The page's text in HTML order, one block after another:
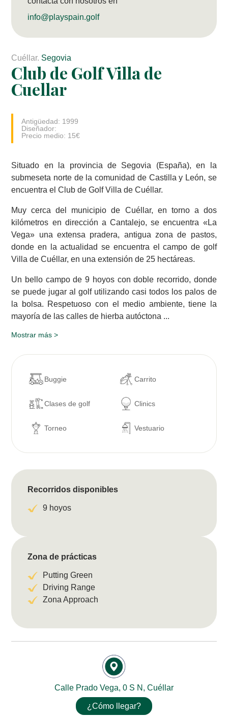
Cuéllar. Segovia
Club de Golf Villa de
Cuellar
Antigüedad: 1999
Diseñador:
Precio medio: 15€
Situado en la provincia de Segovia (España), en la
submeseta norte de la comunidad de Castilla y León, se
encuentra el Club de Golf Villa de Cuéllar.
Muy cerca del municipio de Cuéllar, en torno a dos
kilómetros en dirección a Cantalejo, se encuentra «La
Vega» una extensa pradera, antigua zona de pastos,
donde en la actualidad se encuentra el campo de golf
Villa de Cuéllar, en una extensión de 25 hectáreas.
Un bello campo de 9 hoyos con doble recorrido, donde
se puede jugar al golf utilizando casi todos los palos de
la bolsa. Respetuoso con el medio ambiente, tiene la
mayoría de las calles de hierba autóctona ...
Mostrar más >
Buggie Carrito
Clases de golf Clinics
Torneo Vestuario
Recorridos disponibles
9 hoyos
Zona de prácticas
Putting Green
Driving Range
Zona Approach
Calle Prado Vega, 0 S N, Cuéllar
¿Cómo llegar?
info@playspain.golf